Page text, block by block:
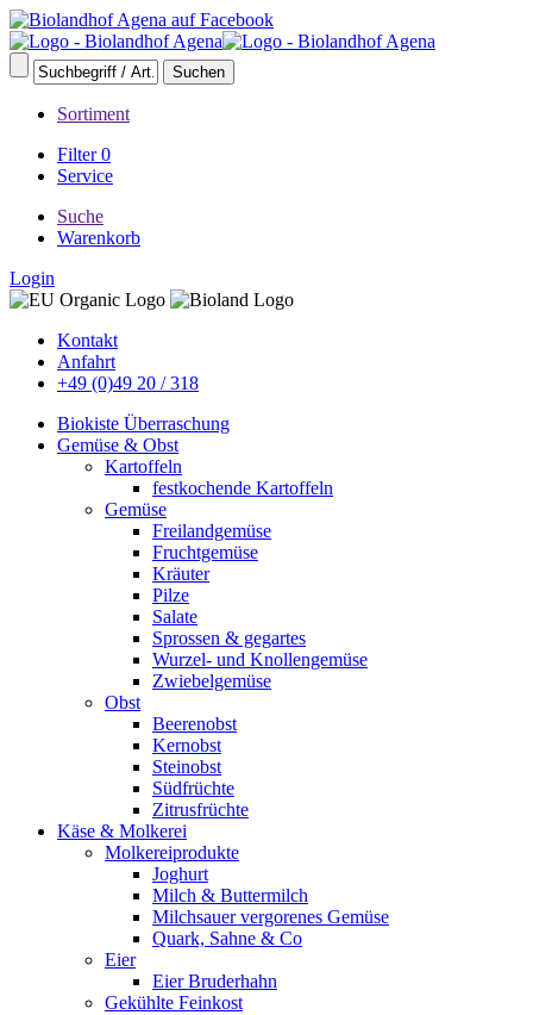
Sortiment
Filter 0
Service
Suche
Warenkorb
Login
Kontakt
Anfahrt
+49 (0)49 20 / 318
Biokiste Überraschung
Gemüse & Obst
Kartoffeln
festkochende Kartoffeln
Gemüse
Freilandgemüse
Fruchtgemüse
Kräuter
Pilze
Salate
Sprossen & gegartes
Wurzel- und Knollengemüse
Zwiebelgemüse
Obst
Beerenobst
Kernobst
Steinobst
Südfrüchte
Zitrusfrüchte
Käse & Molkerei
Molkereiprodukte
Joghurt
Milch & Buttermilch
Milchsauer vergorenes Gemüse
Quark, Sahne & Co
Eier
Eier Bruderhahn
Gekühlte Feinkost